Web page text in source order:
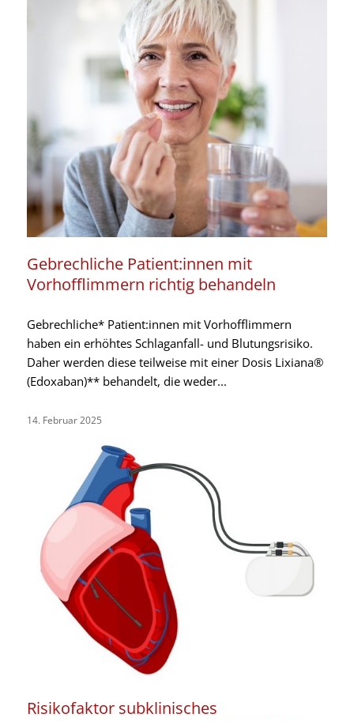
Gebrechliche Patient:innen mit
Vorhofflimmern richtig behandeln
Gebrechliche* Patient:innen mit Vorhofflimmern
haben ein erhöhtes Schlaganfall- und Blutungsrisiko.
Daher werden diese teilweise mit einer Dosis Lixiana®
(Edoxaban)** behandelt, die weder...
14. Februar 2025
Risikofaktor subklinisches